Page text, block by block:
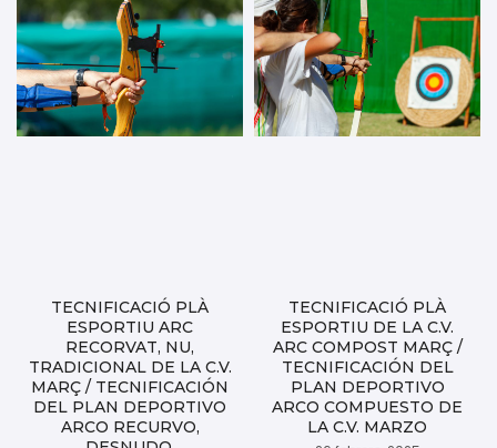
TECNIFICACIÓ PLÀ
ESPORTIU ARC
RECORVAT, NU,
TRADICIONAL DE LA C.V.
MARÇ / TECNIFICACIÓN
DEL PLAN DEPORTIVO
ARCO RECURVO,
TECNIFICACIÓ PLÀ
ESPORTIU DE LA C.V.
ARC COMPOST MARÇ /
TECNIFICACIÓN DEL
PLAN DEPORTIVO
ARCO COMPUESTO DE
LA C.V. MARZO